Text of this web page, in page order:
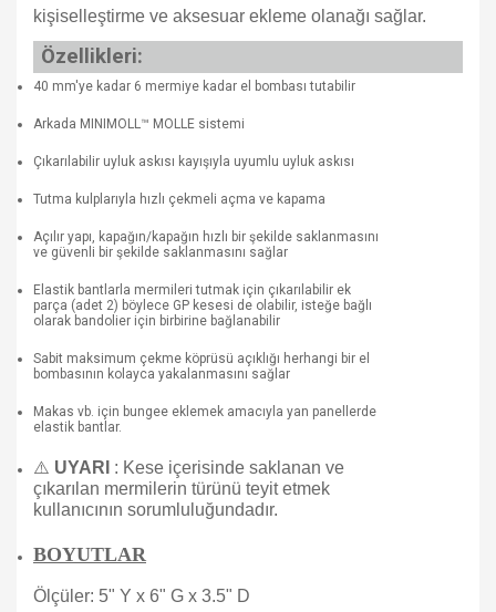
kişiselleştirme ve aksesuar ekleme olanağı sağlar.
Özellikleri:
40 mm'ye kadar 6 mermiye kadar el bombası tutabilir
Arkada MINIMOLL™ MOLLE sistemi
Çıkarılabilir uyluk askısı kayışıyla uyumlu uyluk askısı
Tutma kulplarıyla hızlı çekmeli açma ve kapama
Açılır yapı, kapağın/kapağın hızlı bir şekilde saklanmasını
ve güvenli bir şekilde saklanmasını sağlar
Elastik bantlarla mermileri tutmak için çıkarılabilir ek
parça (adet 2) böylece GP kesesi de olabilir, isteğe bağlı
olarak bandolier için birbirine bağlanabilir
Sabit maksimum çekme köprüsü açıklığı herhangi bir el
bombasının kolayca yakalanmasını sağlar
Makas vb. için bungee eklemek amacıyla yan panellerde
elastik bantlar.
⚠️ UYARI : Kese içerisinde saklanan ve
çıkarılan mermilerin türünü teyit etmek
kullanıcının sorumluluğundadır.
BOYUTLAR
Ölçüler: 5" Y x 6" G x 3.5" D